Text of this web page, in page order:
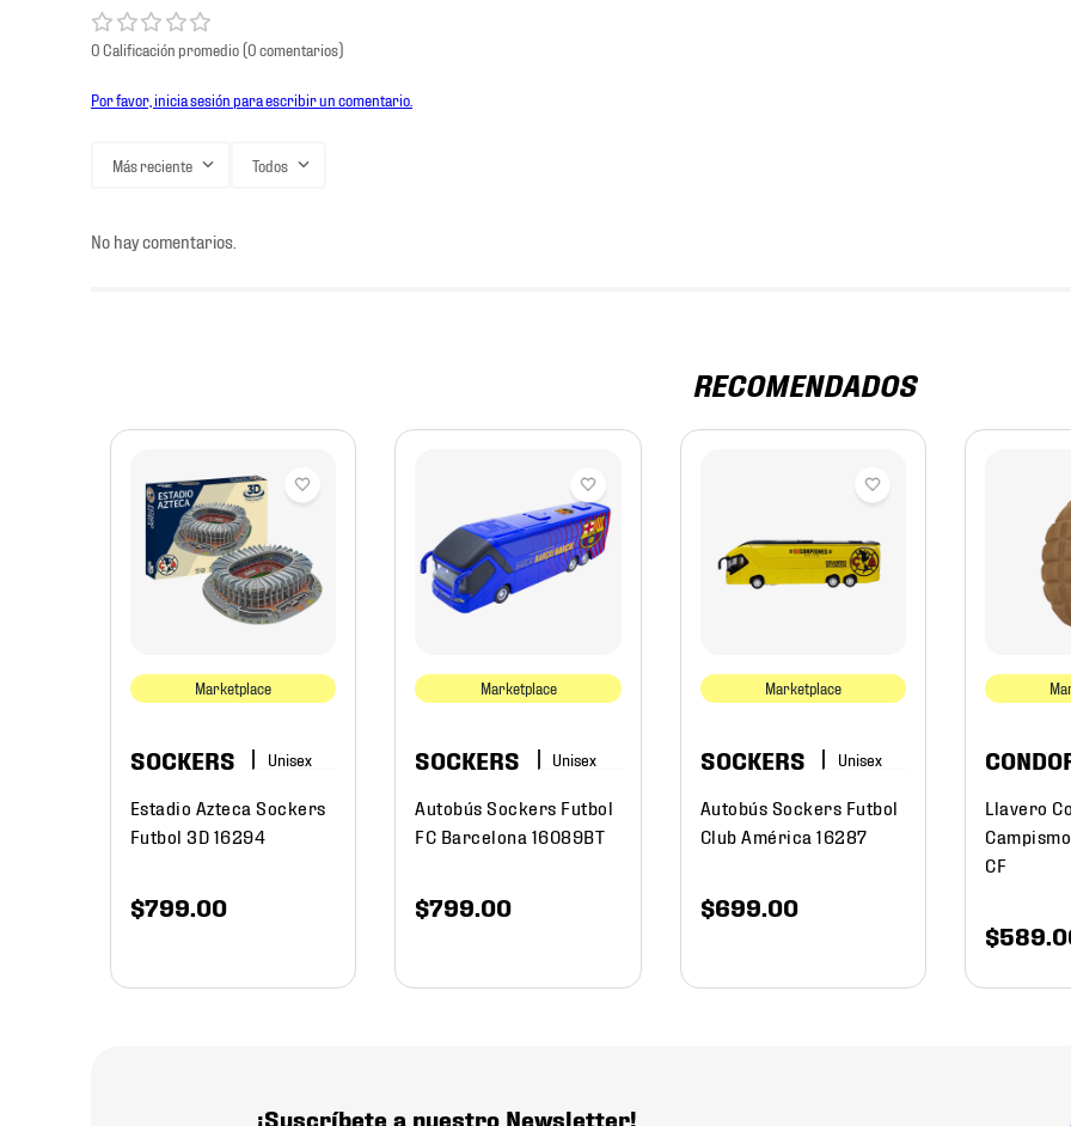
0 Calificación promedio(0 comentarios)
Por favor, inicia sesión para escribir un comentario.
Más reciente Todos
No hay comentarios.
RECOMENDADOS
Marketplace
SOCKERS
Estadio Azteca Sockers
Futbol 3D 16294
$799.00
Marketplace
SOCKERS
Autobús Sockers Futbol
FC Barcelona 16089BT
$799.00
Marketplace
SOCKERS
Autobús Sockers Futbol
Club América 16287
$699.00
Llavero
CF
$589.
¡Suscríbete a nuestro Newsletter!